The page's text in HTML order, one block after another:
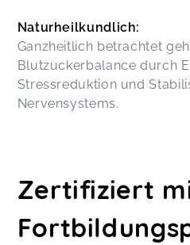
Naturheilkundlich:
Ganzheitlich betrachtet
Blutzuckerbalance durch
Stressreduktion und
Nervensystems.
Zertifiziert